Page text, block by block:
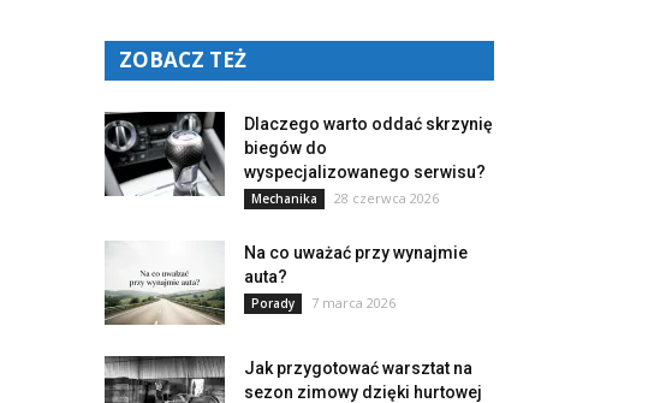
ZOBACZ TEŻ
Dlaczego warto oddać skrzynię
biegów do
wyspecjalizowanego serwisu?
Mechanika 28 czerwca 2026
Na co uważać przy wynajmie
auta?
Porady 7 marca 2026
Jak przygotować warsztat na
sezon zimowy dzięki hurtowej